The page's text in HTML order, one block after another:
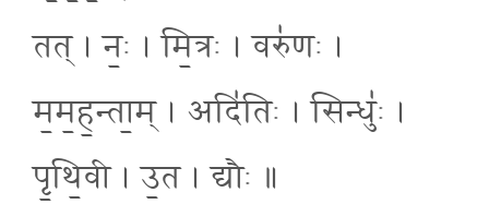
तत् । नः॒ । मि॒त्रः । वरु॑णः ।
म॒म॒ह॒न्ता॒म् । अदि॑तिः । सिन्धुः॑ ।
पृ॒थि॒वी । उ॒त । द्यौः ॥